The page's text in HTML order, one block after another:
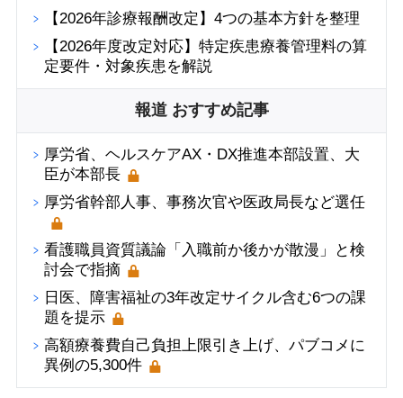
【2026年診療報酬改定】4つの基本方針を整理
【2026年度改定対応】特定疾患療養管理料の算
定要件・対象疾患を解説
報道 おすすめ記事
厚労省、ヘルスケアAX・DX推進本部設置、大
臣が本部長
厚労省幹部人事、事務次官や医政局長など選任
看護職員資質議論「入職前か後かが散漫」と検
討会で指摘
日医、障害福祉の3年改定サイクル含む6つの課
題を提示
高額療養費自己負担上限引き上げ、パブコメに
異例の5,300件